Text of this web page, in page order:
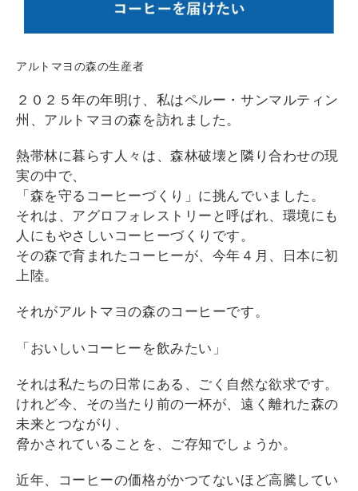
アルトマヨの森の生産者
２０２５年の年明け、私はペルー・サンマルティン
州、アルトマヨの森を訪れました。
熱帯林に暮らす人々は、森林破壊と隣り合わせの現
実の中で、
「森を守るコーヒーづくり」に挑んでいました。
それは、アグロフォレストリーと呼ばれ、環境にも
人にもやさしいコーヒーづくりです。
その森で育まれたコーヒーが、今年４月、日本に初
上陸。
それがアルトマヨの森のコーヒーです。
「おいしいコーヒーを飲みたい」
それは私たちの日常にある、ごく自然な欲求です。
けれど今、その当たり前の一杯が、遠く離れた森の
未来とつながり、
脅かされていることを、ご存知でしょうか。
近年、コーヒーの価格がかつてないほど高騰してい